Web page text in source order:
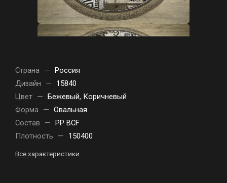
Страна — Россия
Дизайн
—
15840
Цвет — Бежевый, Коричневый
Форма — Овальная
Состав
— PP BCF
Плотность
— 150400
Все характеристики